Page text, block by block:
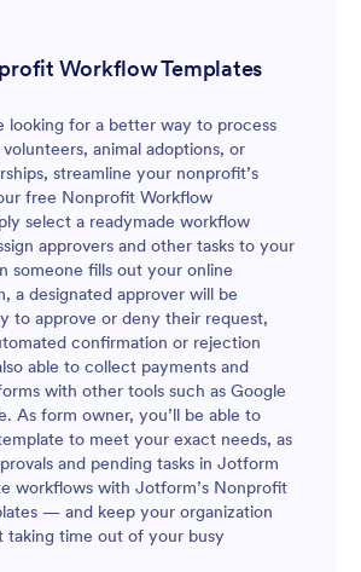
swojej skrzynce odbiorczej. Spraw, by
czas oczekiwania zwierząt na
Workflow Templates
looking for a better way to process
animal adoptions, or
streamline your nonprofit’s
free Nonprofit Workflow
select a readymade workflow
approvers and other tasks to your
someone fills out your online
a designated approver will be
to approve or deny their request,
confirmation or rejection
able to collect payments and
with other tools such as Google
As form owner, you’ll be able to
to meet your exact needs, as
and pending tasks in Jotform
workflows with Jotform’s Nonprofit
— and keep your organization
taking time out of your busy